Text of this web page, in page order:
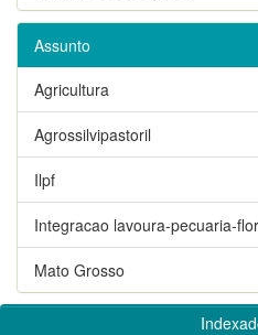
Assunto
Agricultura
Agrossilvipastoril
Ilpf
Integracao lavoura-pecuaria-
Mato Grosso